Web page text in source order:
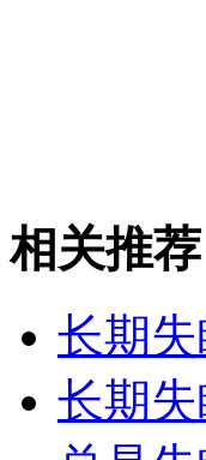
相关推荐
长期
长期